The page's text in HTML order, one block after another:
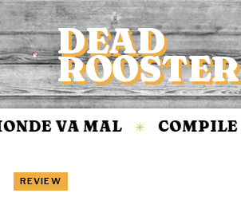
Accueil
DEAD
ROOSTER
VA MAL ✳ COMPILE ✳
REVIEW